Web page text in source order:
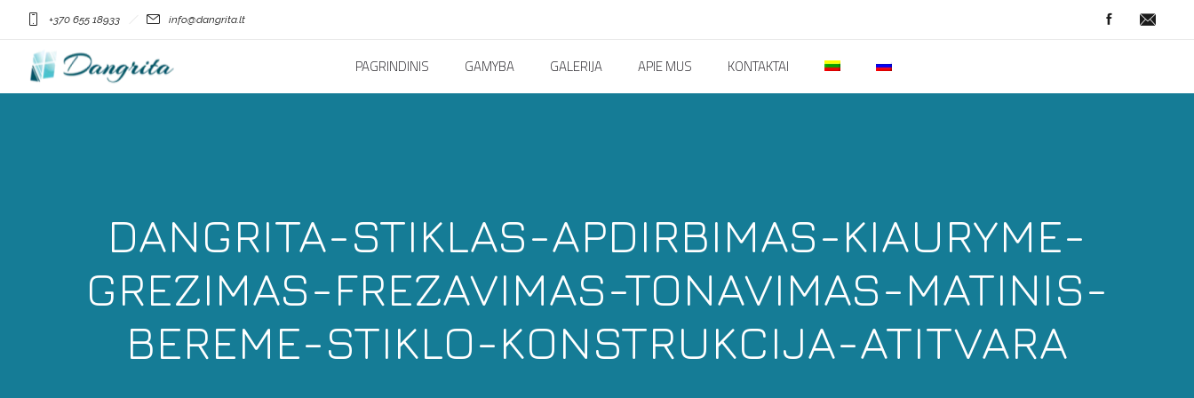
+370 655 18933 info@dangrita.lt
PAGRINDINIS GAMYBA GALERIJA APIE MUS KONTAKTAI
DANGRITA-STIKLAS-APDIRBIMAS-KIAURYME-
GREZIMAS-FREZAVIMAS-TONAVIMAS-MATINIS-
BEREME-STIKLO-KONSTRUKCIJA-ATITVARA